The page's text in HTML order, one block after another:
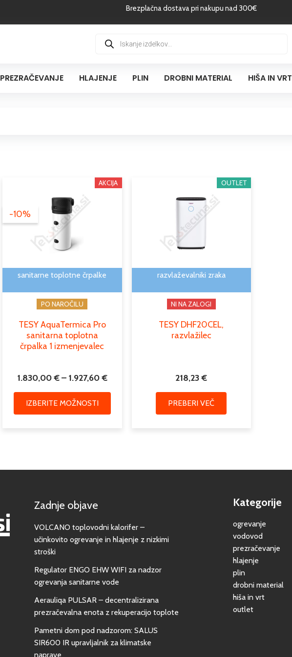
Brezplačna dostava pri nakupu nad 300€
search
PREZRAČEVANJE HLAJENJE PLIN DROBNI MATERIAL HIŠA IN VRT
AKCIJA
sanitarne toplotne črpalke
-10%
PO NAROČILU
TESY AquaTermica Pro
sanitarna toplotna
črpalka 1 izmenjevalec
1.830,00€– 1.927,60€
Cenovni
IZBERITE MOŽNOSTI
Ta
izberete
strani
OUTLET
razvlaževalniki zraka
NI NA ZALOGI
TESY DHF20CEL,
razvlažilec
218,23€
PREBERI VEČ
Zadnje objave
VOLCANO toplovodni kalorifer –
učinkovito ogrevanje in hlajenje z nizkimi
stroški
Regulator ENGO EHW WIFI za nadzor
ogrevanja sanitarne vode
Aerauliqa PULSAR – decentralizirana
prezračevalna enota z rekuperacijo toplote
Pametni dom pod nadzorom: SALUS
SIR600 IR upravljalnik za klimatske
naprave
Kategorije
ogrevanje
vodovod
prezračevanje
hlajenje
plin
drobni material
hiša in vrt
outlet